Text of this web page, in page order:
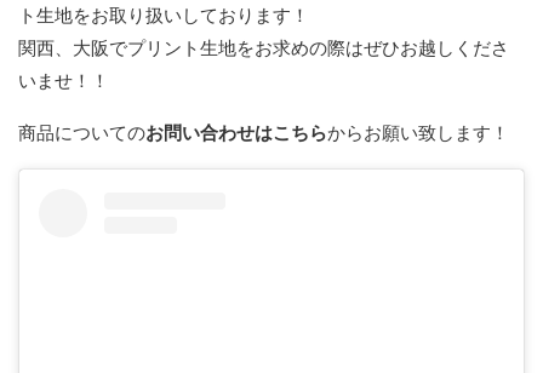
ト生地をお取り扱いしております！
関西、大阪でプリント生地をお求めの際はぜひお越しくださ
いませ！！
商品についてのお問い合わせはこちらからお願い致します！